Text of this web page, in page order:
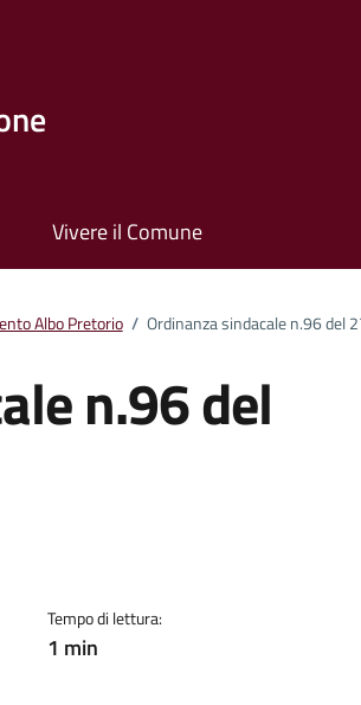
Vivere il Comune
Albo Pretorio / Ordinanza sindacale n.96 del
n.96 del
Tempo di lettura:
1 min